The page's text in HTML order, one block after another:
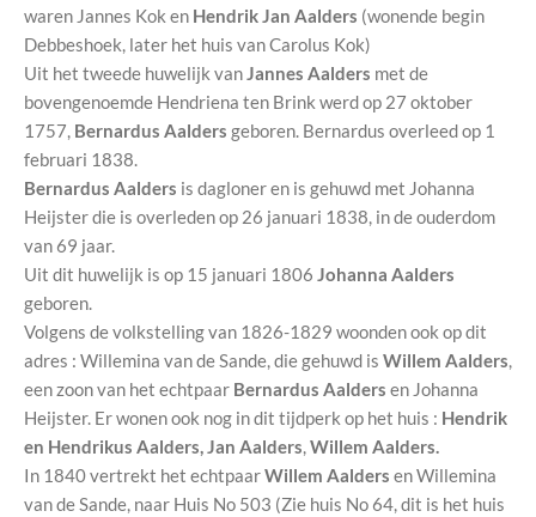
waren Jannes Kok en Hendrik Jan Aalders (wonende begin
Debbeshoek, later het huis van Carolus Kok)
Uit het tweede huwelijk vanJannes Aalders met de
bovengenoemde Hendriena ten Brink werd op 27 oktober
1757, Bernardus Aalders geboren. Bernardus overleed op 1
februari 1838.
Bernardus Aalders is dagloner en is gehuwd met Johanna
Heijster die is overleden op 26 januari 1838, in de ouderdom
van 69 jaar.
Uit dit huwelijk is op 15 januari 1806 Johanna Aalders
geboren.
Volgens de volkstelling van 1826-1829 woonden ook op dit
adres : Willemina van de Sande, die gehuwd is Willem Aalders,
een zoon van het echtpaar Bernardus Aalders en Johanna
Heijster. Er wonen ook nog in dit tijdperk op het huis : Hendrik
en Hendrikus Aalders, Jan Aalders,Willem Aalders.
In 1840 vertrekt het echtpaarWillem Aalders en Willemina
van de Sande, naar Huis No 503 (Zie huis No 64, dit is het huis